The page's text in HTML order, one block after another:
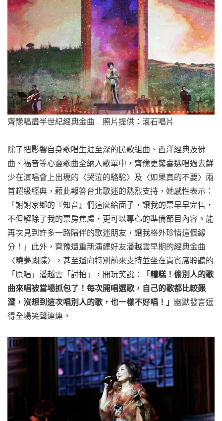
齊豫唱盡半世紀經典金曲 照片提供：滾石唱片
除了把影響自身歌唱生涯至深的民歌組曲、西洋經典及佛
曲、福音等心靈歌曲全納入歌單中，齊豫更驚喜選唱過去鮮
少在演唱會上出現的〈哭泣的駱駝〉及〈如果真的不要〉兩
首超級經典，藉此報答台北歌迷的熱烈支持，她感性表示：
「謝謝家鄉的『知音』們這麼給面子，讓我的票早早完售，
不但解除了我的票房焦慮，更可以專心的準備節目內容。能
再次見到許多一路陪伴的歌迷朋友，讓我格外珍惜這個緣
分！」此外，齊豫還重新演繹好友潘越雲早期的經典金曲
〈曉夢蝴蝶〉，甚至還向特別前來支持並坐在貴賓席聆聽的
「原唱」潘越雲「討拍」，開玩笑說：
「糟糕！偷別人的歌
曲來唱被當場抓包了！每次開唱選歌，自己的歌都比較艱
澀，沒想到這次唱別人的歌，也一樣不好唱！」 幽默發言逗
得全場笑聲連連。